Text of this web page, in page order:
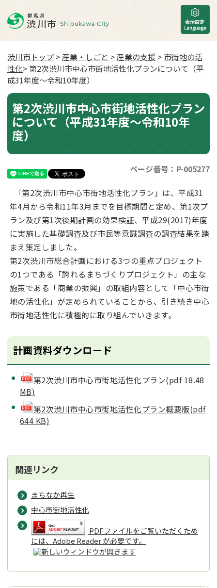
渋川市トップ >産業・しごと >産業の支援 > 市街地の活
性化> 第2次渋川市中心市街地活性化プランについて（平
成31年度〜令和10年度）
第2次渋川市中心市街地活性化プラン
について（平成31年度〜令和10年
度）
ページ番号：P-005277
「第2次渋川市中心市街地活性化プラン」は、平成31
年4月から令和11年3月までを目標期間と定め、第1次プ
ラン及び第1次後期計画の効果検証、平成29(2017)年度
に実施した基礎調査及び市民等意識調査の調査結果を踏
まえ策定しました。
第2次渋川市総合計画における3つの重点プロジェクト
の1つである「誇れるまちづくりプロジェクト」の主な
施策である「商業の振興」の取組内容として「中心市街
地の活性化」が定められていることから、引き続き中心
市街地活性化に積極的に取り組んでいきます。
計画資料ダウンロード
第2次渋川市中心市街地活性化プラン(pdf 18.48
MB)
第2次渋川市中心市街地活性化プラン概要版(pdf
644 KB)
関連リンク
まちなか再生
中心市街地活性化
PDFファイルをご覧いただくため
には、Adobe Reader が必要です。